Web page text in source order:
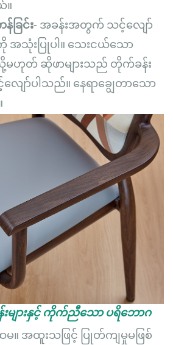
။
ခြင်း- အခန်းအတွက် သင့်လျော်
အသုံးပြုပါ။ သေးငယ်သော
မဟုတ် ဆိုဖာများသည် တိုက်ခန်း
ျော်ပါသည်။ နေရာချွေတာသော
းများနှင့် ကိုက်ညီသော ပရိဘောဂ
။ အထူးသဖြင့် ပြုတ်ကျမှုမဖြစ်